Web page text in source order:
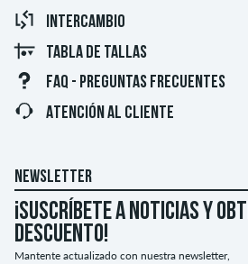
INTERCAMBIO
TABLA DE TALLAS
FAQ - PREGUNTAS FRECUENTES
ATENCIÓN AL CLIENTE
NEWSLETTER
¡Suscríbete a noticias y
descuento!
Mantente actualizado con nuestra newsletter,